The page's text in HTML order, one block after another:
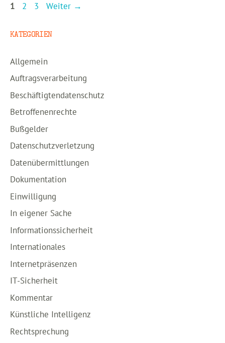
Seite
1 Seite
2 Seite
3 Weiter →
KATEGORIEN
Allgemein
Auftragsverarbeitung
Beschäftigtendatenschutz
Betroffenenrechte
Bußgelder
Datenschutzverletzung
Datenübermittlungen
Dokumentation
Einwilligung
In eigener Sache
Informationssicherheit
Internationales
Internetpräsenzen
IT-Sicherheit
Kommentar
Künstliche Intelligenz
Rechtsprechung